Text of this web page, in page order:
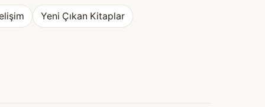
Yeni Çıkan Kitaplar